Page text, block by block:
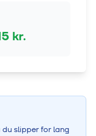
kr.
slipper for lang